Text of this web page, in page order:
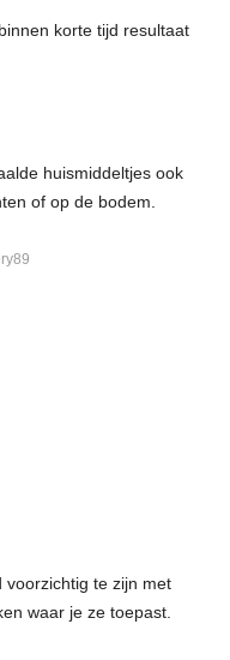
korte tijd resultaat
huismiddeltjes ook
of op de bodem.
voorzichtig te zijn met
waar je ze toepast.